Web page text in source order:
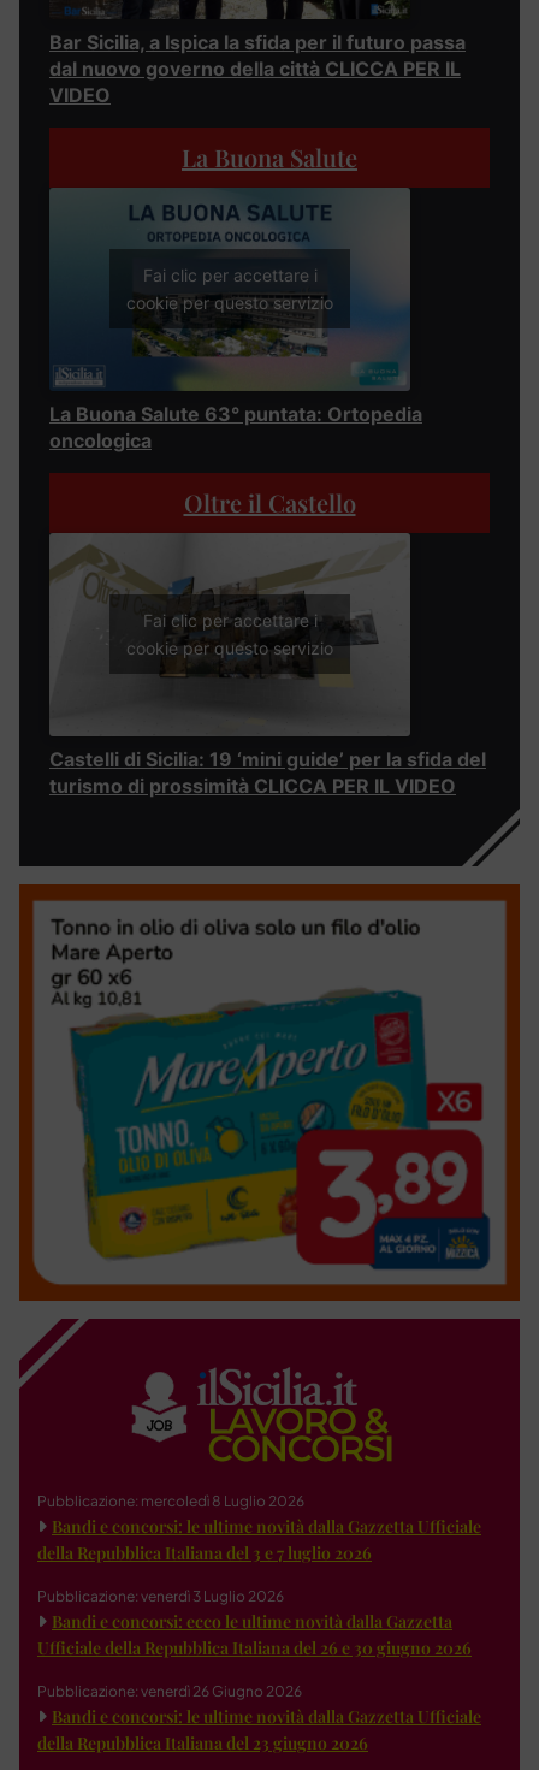
Bar Sicilia, a Ispica la sfida per il futuro passa
dal nuovo governo della città CLICCA PER IL
VIDEO
La Buona Salute
Fai clic per accettare i
cookie per questo servizio
La Buona Salute 63° puntata: Ortopedia
oncologica
Oltre il Castello
Fai clic per accettare i
cookie per questo servizio
Castelli di Sicilia: 19 ‘mini guide’ per la sfida del
turismo di prossimità CLICCA PER IL VIDEO
Pubblicazione: mercoledì 8 Luglio 2026
Bandi e concorsi: le ultime novità dalla Gazzetta Ufficiale
della Repubblica Italiana del 3 e 7 luglio 2026
Pubblicazione: venerdì 3 Luglio 2026
Bandi e concorsi: ecco le ultime novità dalla Gazzetta
Ufficiale della Repubblica Italiana del 26 e 30 giugno 2026
Pubblicazione: venerdì 26 Giugno 2026
Bandi e concorsi: le ultime novità dalla Gazzetta Ufficiale
della Repubblica Italiana del 23 giugno 2026